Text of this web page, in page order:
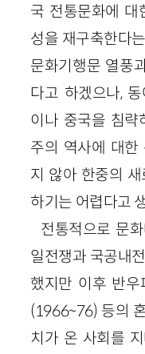
국 전통문화에 대
성을 재구축한다
문화기행문 열풍
다고 하겠으나,
이나 중국을 침략
주의 역사에 대한
지 않아 한중의
하기는 어렵다고
전통적으로 문
일전쟁과 국공내
했지만 이후 반우
(1966~76) 등의
치가 온 사회를